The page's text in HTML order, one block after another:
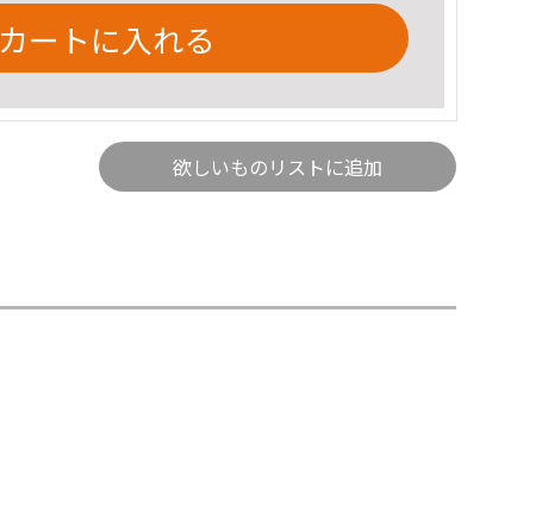
カートに入れる
欲しいものリストに追加